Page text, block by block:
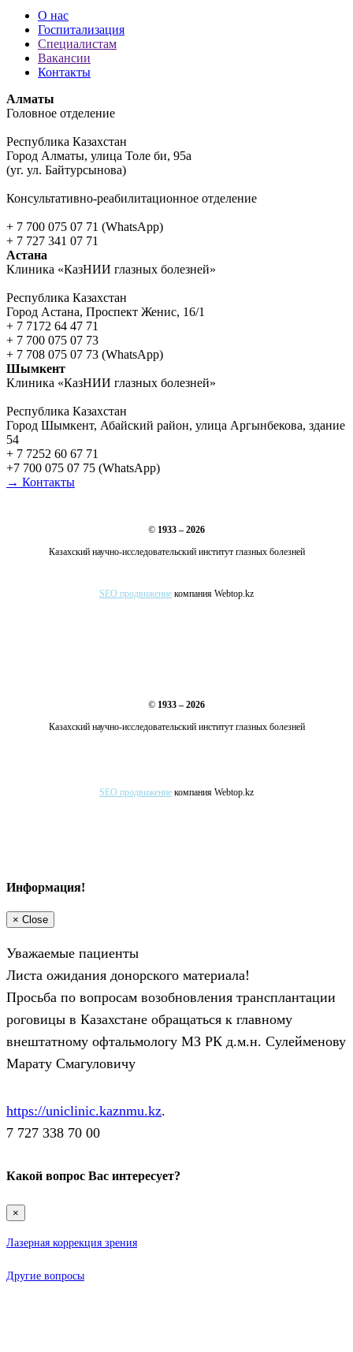
О нас
Госпитализация
Специалистам
Вакансии
Контакты
Алматы
Головное отделение
Республика Казахстан
Город Алматы, улица Толе би, 95а
(уг. ул. Байтурсынова)
Консультативно-реабилитационное отделение
+ 7 700 075 07 71 (WhatsApp)
+ 7 727 341 07 71
Астана
Клиника «КазНИИ глазных болезней»
Республика Казахстан
Город Астана, Проспект Женис, 16/1
+ 7 7172 64 47 71
+ 7 700 075 07 73
+ 7 708 075 07 73 (WhatsApp)
Шымкент
Клиника «КазНИИ глазных болезней»
Республика Казахстан
Город Шымкент, Абайский район, улица Аргынбекова, здание
54
+ 7 7252 60 67 71
+7 700 075 07 75 (WhatsApp)
→ Контакты
© 1933 – 2026
Казахский научно-исследовательский институт глазных болезней
SEO продвижение компания Webtop.kz
© 1933 – 2026
Казахский научно-исследовательский институт глазных болезней
SEO продвижение компания Webtop.kz
Информация!
× Close
Уважаемые пациенты
Листа ожидания донорского материала!
Просьба по вопросам возобновления трансплантации
роговицы в Казахстане обращаться к главному
внештатному офтальмологу МЗ РК д.м.н. Сулейменову
Марату Смагуловичу
https://uniclinic.kaznmu.kz.
7 727 338 70 00
Какой вопрос Вас интересует?
×
Лазерная коррекция зрения
Другие вопросы